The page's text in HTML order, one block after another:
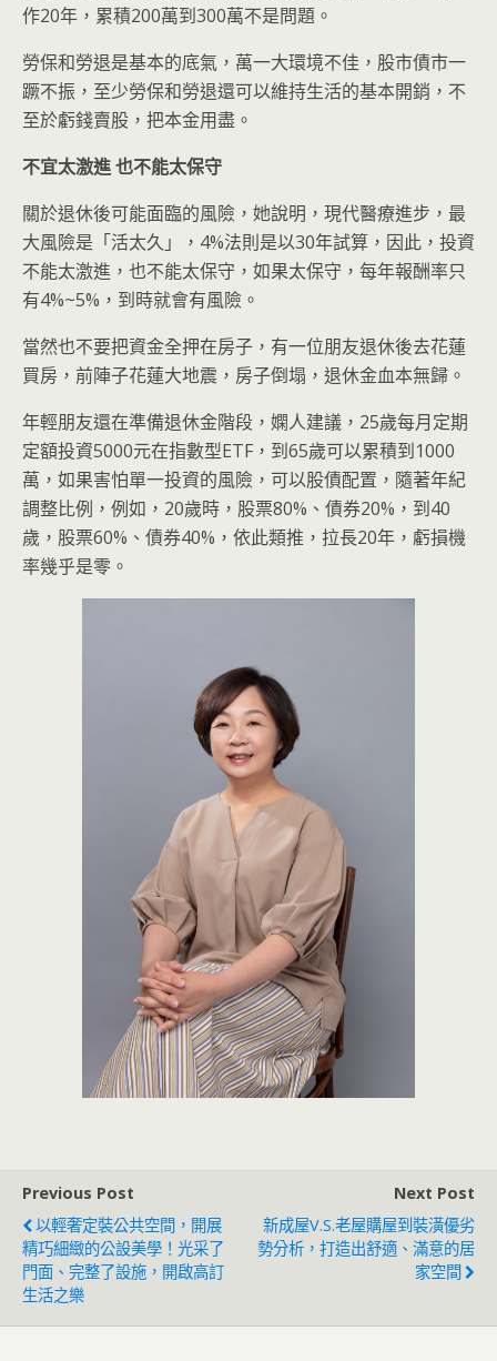
作20年，累積200萬到300萬不是問題。
勞保和勞退是基本的底氣，萬一大環境不佳，股市債市一
蹶不振，至少勞保和勞退還可以維持生活的基本開銷，不
至於虧錢賣股，把本金用盡。
不宜太激進也不能太保守
關於退休後可能面臨的風險，她說明，現代醫療進步，最
大風險是「活太久」，4%法則是以30年試算，因此，投資
不能太激進，也不能太保守，如果太保守，每年報酬率只
有4%~5%，到時就會有風險。
當然也不要把資金全押在房子，有一位朋友退休後去花蓮
買房，前陣子花蓮大地震，房子倒塌，退休金血本無歸。
年輕朋友還在準備退休金階段，嫻人建議，25歲每月定期
定額投資5000元在指數型ETF，到65歲可以累積到1000
萬，如果害怕單一投資的風險，可以股債配置，隨著年紀
調整比例，例如，20歲時，股票80%、債券20%，到40
歲，股票60%、債券40%，依此類推，拉長20年，虧損機
率幾乎是零。
Previous Post
以輕奢定裝公共空間，開展
精巧細緻的公設美學！光采了
門面、完整了設施，開啟高訂
生活之樂
Next Post
新成屋V.S.老屋購屋到裝潢優劣
勢分析，打造出舒適、滿意的居
家空間